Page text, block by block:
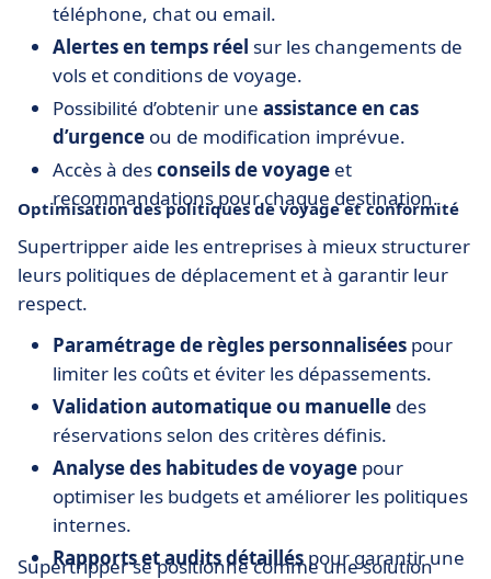
téléphone, chat ou email.
Alertes en temps réel sur les changements de
vols et conditions de voyage.
Possibilité d’obtenir une assistance en cas
d’urgence ou de modification imprévue.
Accès à desconseils de voyage et
recommandations pour chaque destination.
Optimisation des politiques de voyage et conformité
Supertripper aide les entreprises à mieux structurer
leurs politiques de déplacement et à garantir leur
respect.
Paramétrage de règles personnalisées pour
limiter les coûts et éviter les dépassements.
Validation automatique ou manuelle des
réservations selon des critères définis.
Analyse des habitudes de voyage pour
optimiser les budgets et améliorer les politiques
internes.
Rapports et audits détailléspour garantir une
Supertripper se positionne comme une solution